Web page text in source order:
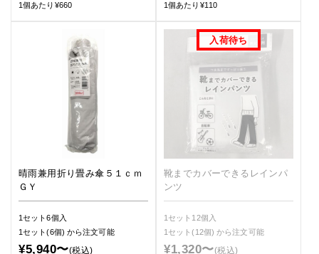
1個あたり¥660 1個あたり¥110
晴雨兼用折り畳み傘５１ｃｍ
ＧＹ
1セット6個入
1セット(6個) から注文可能
¥5,940〜(税込)
靴までカバーできるレインパ
ンツ
1セット12個入
1セット(12個)から注文可能
¥1,320〜(税込)